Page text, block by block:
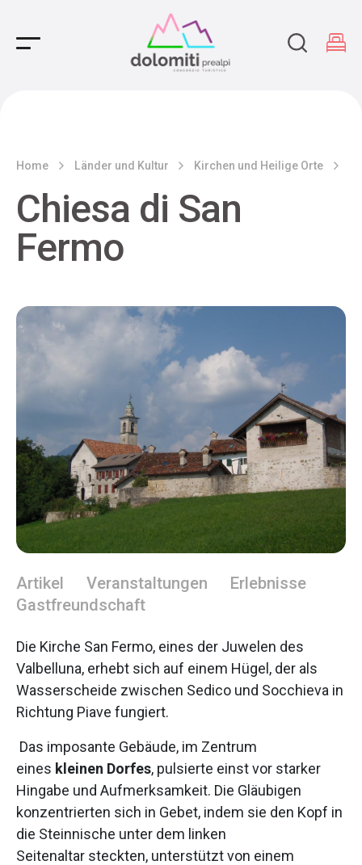
Main Navigation
Home Länder und Kultur Kirchen und Heilige Orte
Chiesa di San
Fermo
Artikel Veranstaltungen
Erlebnisse
Gastfreundschaft
Die Kirche San Fermo, eines der Juwelen des
Valbelluna, erhebt sich auf einem Hügel, der als
Wasserscheide zwischen Sedico und Socchieva in
Richtung Piave fungiert.
Das imposante Gebäude, im Zentrum
eines kleinen Dorfes, pulsierte einst vor starker
Hingabe und Aufmerksamkeit. Die Gläubigen
konzentrierten sich in Gebet, indem sie den Kopf in
die Steinnische unter dem linken
Seitenaltar steckten, unterstützt von einem